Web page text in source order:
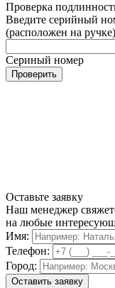
Проверка
Введите серийный
(расположен на
Сериный номер
Проверить
Оставьте заявку
Наш менеджер
на любые
Имя:
Телефон:
Город: